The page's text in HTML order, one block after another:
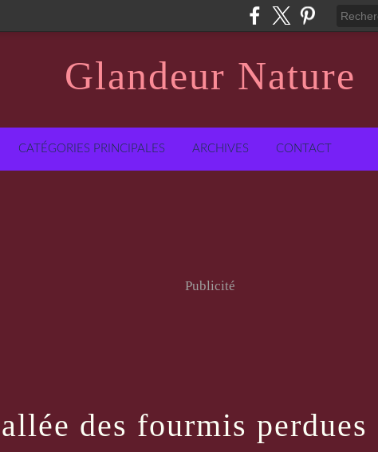
Glandeur Nature
CATÉGORIES PRINCIPALES ARCHIVES CONTACT
Publicité
des fourmis perdues